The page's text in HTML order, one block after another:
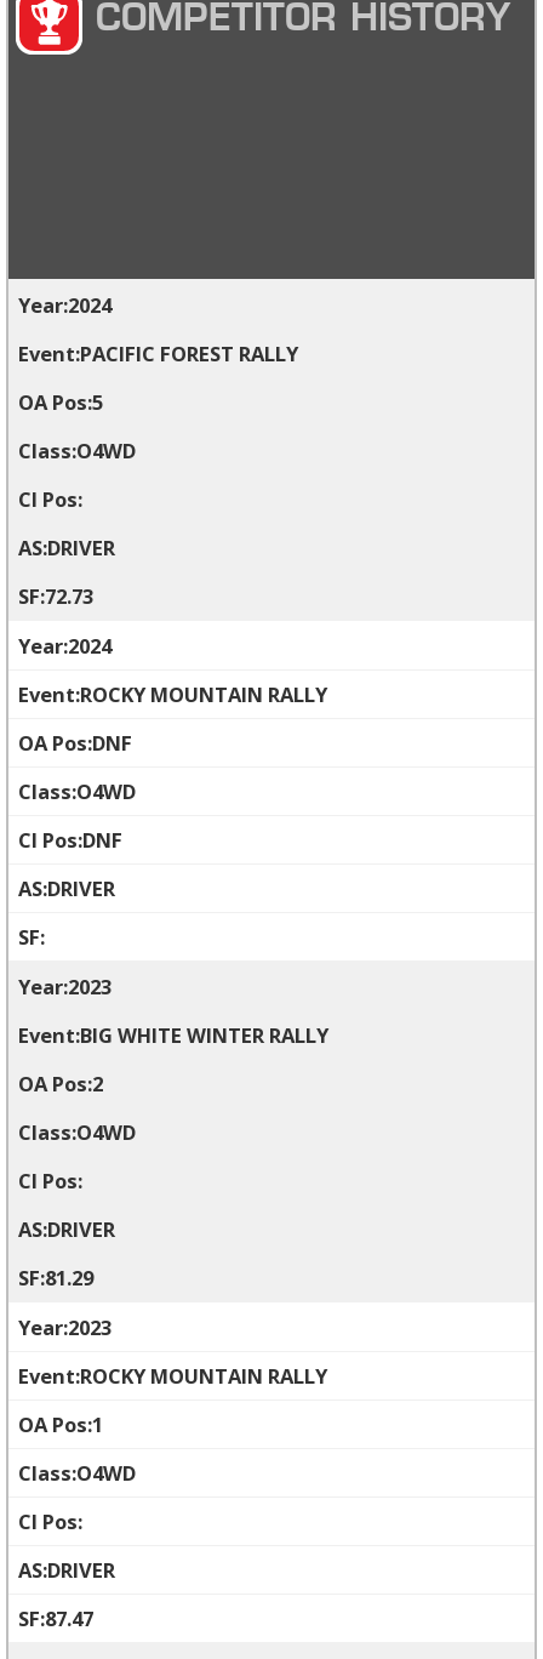
COMPETITOR HISTORY
2024
PACIFIC FOREST RALLY
5
O4WD
DRIVER
72.73
2024
ROCKY MOUNTAIN RALLY
DNF
O4WD
DNF
DRIVER
2023
BIG WHITE WINTER RALLY
2
O4WD
DRIVER
81.29
2023
ROCKY MOUNTAIN RALLY
1
O4WD
DRIVER
87.47